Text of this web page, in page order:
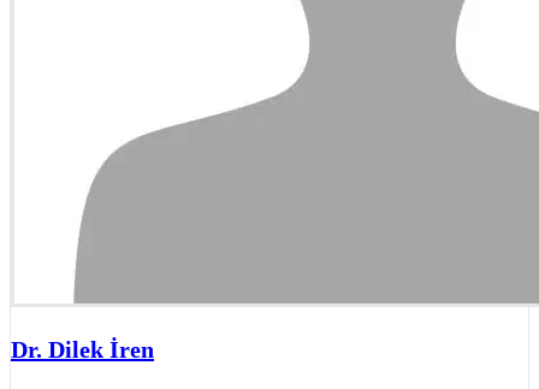
Dr. Dilek İren